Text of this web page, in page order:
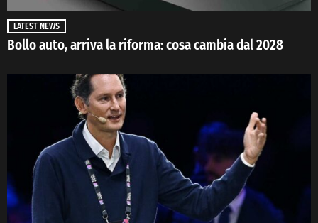
LATEST NEWS
Bollo auto, arriva la riforma: cosa cambia dal 2028